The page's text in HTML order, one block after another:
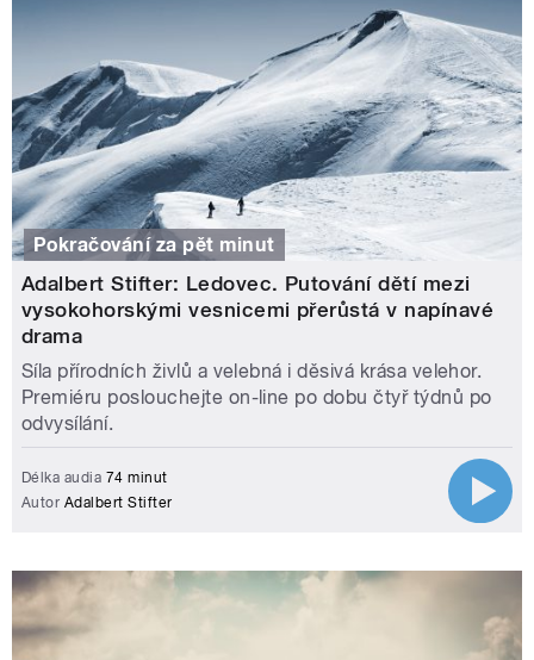
Pokračování za pět minut
Adalbert Stifter: Ledovec. Putování dětí mezi
vysokohorskými vesnicemi přerůstá v napínavé
drama
Síla přírodních živlů a velebná i děsivá krása velehor.
Premiéru poslouchejte on-line po dobu čtyř týdnů po
odvysílání.
Délka audia 74 minut
Autor Adalbert Stifter